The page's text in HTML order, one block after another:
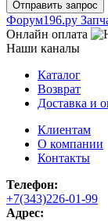
Фoрум196.ру
Онлайн оплата
Наши каналы
Каталог
Возврат
Доставка и
Клиентам
О компании
Контакты
Телефон:
+7(343)226-01-99
Адрес: